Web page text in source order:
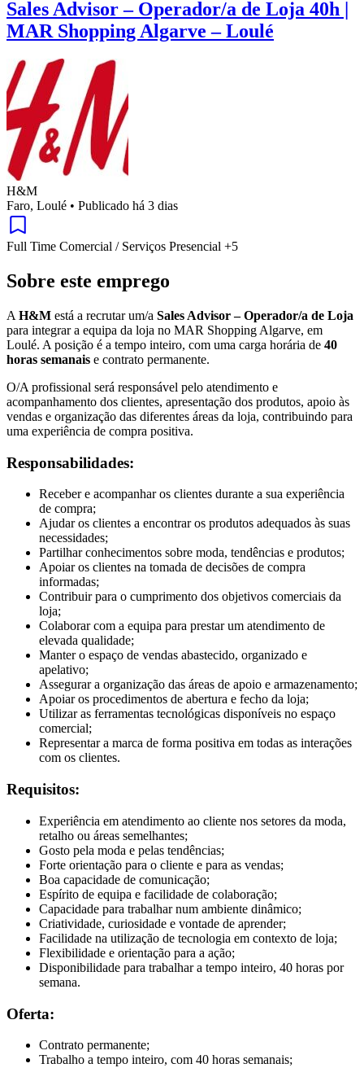
Sales Advisor – Operador/a de Loja 40h |
MAR Shopping Algarve – Loulé
H&M
Faro, Loulé • Publicado há 3 dias
Full Time Comercial / Serviços Presencial +5
Sobre este emprego
A H&M está a recrutar um/a Sales Advisor – Operador/a de Loja
para integrar a equipa da loja no MAR Shopping Algarve, em
Loulé. A posição é a tempo inteiro, com uma carga horária de 40
horas semanais e contrato permanente.
O/A profissional será responsável pelo atendimento e
acompanhamento dos clientes, apresentação dos produtos, apoio às
vendas e organização das diferentes áreas da loja, contribuindo para
uma experiência de compra positiva.
Responsabilidades:
Receber e acompanhar os clientes durante a sua experiência
de compra;
Ajudar os clientes a encontrar os produtos adequados às suas
necessidades;
Partilhar conhecimentos sobre moda, tendências e produtos;
Apoiar os clientes na tomada de decisões de compra
informadas;
Contribuir para o cumprimento dos objetivos comerciais da
loja;
Colaborar com a equipa para prestar um atendimento de
elevada qualidade;
Manter o espaço de vendas abastecido, organizado e
apelativo;
Assegurar a organização das áreas de apoio e armazenamento;
Apoiar os procedimentos de abertura e fecho da loja;
Utilizar as ferramentas tecnológicas disponíveis no espaço
comercial;
Representar a marca de forma positiva em todas as interações
com os clientes.
Requisitos:
Experiência em atendimento ao cliente nos setores da moda,
retalho ou áreas semelhantes;
Gosto pela moda e pelas tendências;
Forte orientação para o cliente e para as vendas;
Boa capacidade de comunicação;
Espírito de equipa e facilidade de colaboração;
Capacidade para trabalhar num ambiente dinâmico;
Criatividade, curiosidade e vontade de aprender;
Facilidade na utilização de tecnologia em contexto de loja;
Flexibilidade e orientação para a ação;
Disponibilidade para trabalhar a tempo inteiro, 40 horas por
semana.
Oferta:
Contrato permanente;
Trabalho a tempo inteiro, com 40 horas semanais;